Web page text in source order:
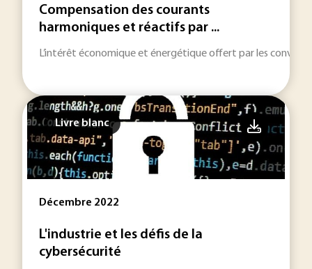
Compensation des courants
harmoniques et réactifs par ...
L’intérêt économique et énergétique offert par les
Livre blanc
Décembre 2022
L'industrie et les défis de la
cybersécurité